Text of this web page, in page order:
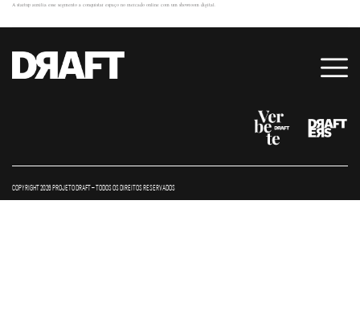
A startup auxilia esse segmento a conquistar espaço no mercado online com um showroom digital.
COPYRIGHT 2026 PROJETO DRAFT – TODOS OS DIREITOS RESERVADOS